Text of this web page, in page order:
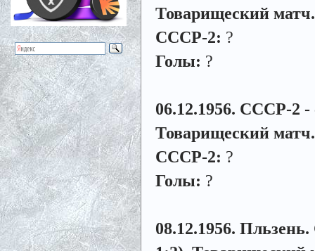
Товарищеский матч.
СССР-2: ?
Голы: ?
06.12.1956. СССР-2
Товарищеский матч.
СССР-2: ?
Голы: ?
08.12.1956.